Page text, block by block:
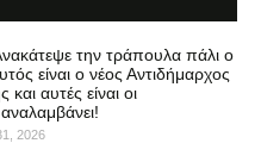
την τράπουλα πάλι ο
είναι ο νέος Αντιδήμαρχος
αυτές είναι οι
2026